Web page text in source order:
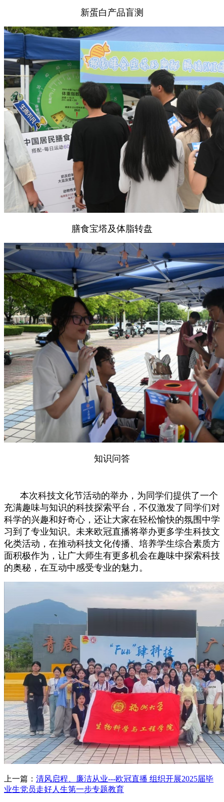
新蛋白产品盲测
膳食宝塔及体脂转盘
知识问答
本次科技文化节活动的举办，为同学们提供了一个
充满趣味与知识的科技探索平台，不仅激发了同学们对
科学的兴趣和好奇心，还让大家在轻松愉快的氛围中学
习到了专业知识。未来欧冠直播将举办更多学生科技文
化类活动，在推动科技文化传播、培养学生综合素质方
面积极作为，让广大师生有更多机会在趣味中探索科技
的奥秘，在互动中感受专业的魅力。
上一篇： 清风启程、廉洁从业---欧冠直播 组织开展2025届毕
业生党员走好人生第一步专题教育